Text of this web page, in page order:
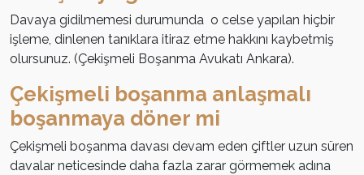
Davaya gidilmemesi durumunda o celse yapılan hiçbir
işleme, dinlenen tanıklara itiraz etme hakkını kaybetmiş
olursunuz. (Çekişmeli Boşanma Avukatı Ankara).
Çekişmeli boşanma anlaşmalı
boşanmaya döner mi
Çekişmeli boşanma davası devam eden çiftler uzun süren
davalar neticesinde daha fazla zarar görmemek adına